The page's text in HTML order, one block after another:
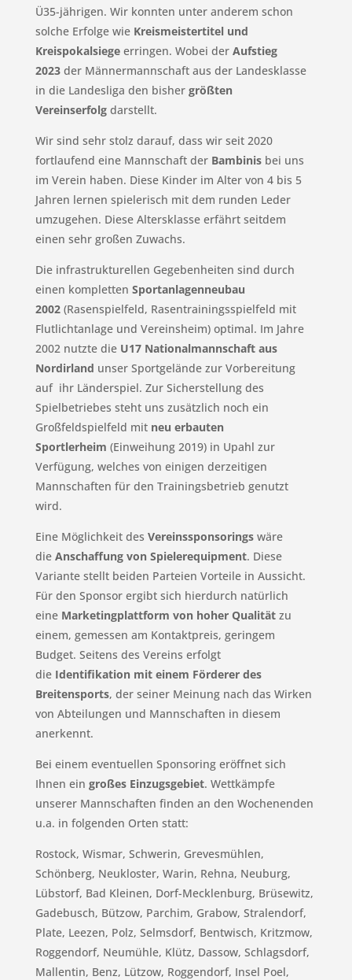
Ü35-jährigen. Wir konnten unter anderem schon
solche Erfolge wie Kreismeistertitel und
Kreispokalsiege erringen. Wobei der Aufstieg
2023 der Männermannschaft aus der Landesklasse
in die Landesliga den bisher größten
Vereinserfolg darstellt.
Wir sind sehr stolz darauf, dass wir seit 2020
fortlaufend eine Mannschaft der Bambinis bei uns
im Verein haben. Diese Kinder im Alter von 4 bis 5
Jahren lernen spielerisch mit dem runden Leder
umzugehen. Diese Altersklasse erfährt seitdem
einen sehr großen Zuwachs.
Die infrastrukturellen Gegebenheiten sind durch
einen kompletten Sportanlagenneubau
2002 (Rasenspielfeld, Rasentrainingsspielfeld mit
Flutlichtanlage und Vereinsheim) optimal. Im Jahre
2002 nutzte die U17 Nationalmannschaft aus
Nordirland unser Sportgelände zur Vorbereitung
auf ihr Länderspiel. Zur Sicherstellung des
Spielbetriebes steht uns zusätzlich noch ein
Großfeldspielfeld mit neu erbauten
Sportlerheim (Einweihung 2019) in Upahl zur
Verfügung, welches von einigen derzeitigen
Mannschaften für den Trainingsbetrieb genutzt
wird.
Eine Möglichkeit des Vereinssponsorings wäre
die Anschaffung von Spielerequipment. Diese
Variante stellt beiden Parteien Vorteile in Aussicht.
Für den Sponsor ergibt sich hierdurch natürlich
eine Marketingplattform von hoher Qualität zu
einem, gemessen am Kontaktpreis, geringem
Budget. Seitens des Vereins erfolgt
die Identifikation mit einem Förderer des
Breitensports, der seiner Meinung nach das Wirken
von Abteilungen und Mannschaften in diesem
anerkennt.
Bei einem eventuellen Sponsoring eröffnet sich
Ihnen ein großes Einzugsgebiet. Wettkämpfe
unserer Mannschaften finden an den Wochenenden
u.a. in folgenden Orten statt:
Rostock, Wismar, Schwerin, Grevesmühlen,
Schönberg, Neukloster, Warin, Rehna, Neuburg,
Lübstorf, Bad Kleinen, Dorf-Mecklenburg, Brüsewitz,
Gadebusch, Bützow, Parchim, Grabow, Stralendorf,
Plate, Leezen, Polz, Selmsdorf, Bentwisch, Kritzmow,
Roggendorf, Neumühle, Klütz, Dassow, Schlagsdorf,
Mallentin, Benz, Lützow, Roggendorf, Insel Poel,